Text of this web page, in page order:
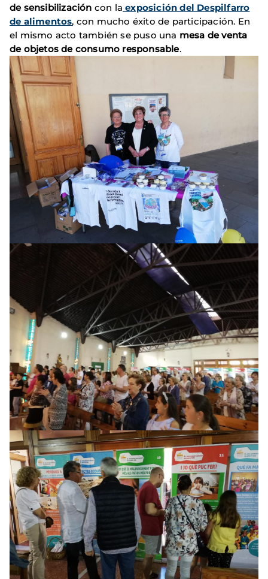
de sensibilización con la exposición del Despilfarro
de alimentos, con mucho éxito de participación. En
el mismo acto también se puso una mesa de venta
de objetos de consumo responsable.